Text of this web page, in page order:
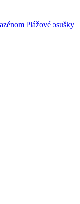
Plážové osušky